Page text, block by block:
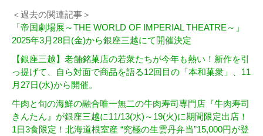
＜過去の関連記事＞
「帝国劇場展～THE WORLD OF IMPERIAL THEATRE～」
2025年3月28日(金)から銀座三越にて開催決定
【銀座三越】老舗銘菓店の若衆たちが今年も熱い！新作を引
っ提げて、自ら対面で商品を語る12回目の「本和菓衆」、11
月27日(水)から開催。
牛肉と旬の海鮮の融合唯一無二の牛肉寿司専門店『牛肉寿司
きんたん』が銀座三越に11/13(水)～19(火)に期間限定出店！
1日3食限定！北海道根室産 “究極の生雲丹弁当”15,000円が登